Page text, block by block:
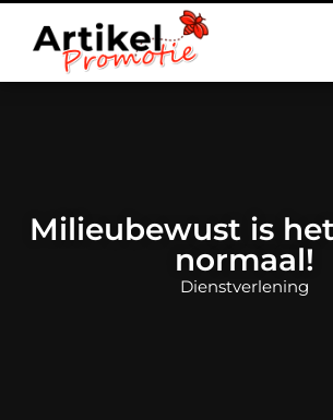
Milieubewust is
normaal!
Dienstverlening